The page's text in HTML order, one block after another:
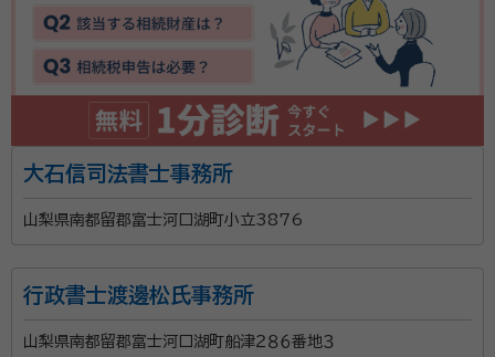
大石信司法書士事務所
山梨県南都留郡富士河口湖町小立3876
行政書士渡邊松氏事務所
山梨県南都留郡富士河口湖町船津２８６番地３